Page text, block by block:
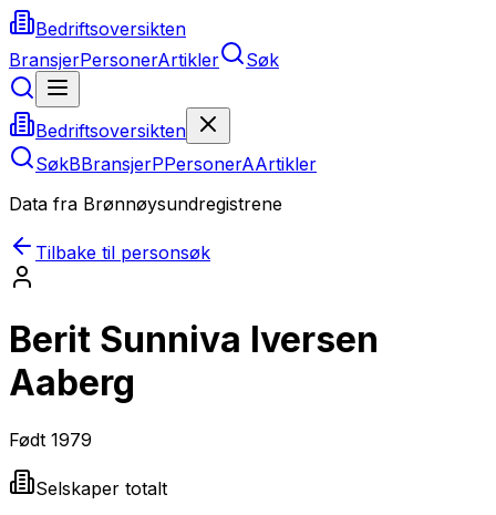
Bedriftsoversikten
BransjerPersonerArtikler Søk
Bedriftsoversikten
SøkBBransjerPPersonerAArtikler
Data fra Brønnøysundregistrene
Tilbake til personsøk
Berit Sunniva Iversen
Aaberg
Født 1979
Selskaper totalt